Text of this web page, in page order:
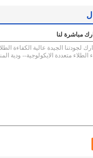
مباشرة لنا